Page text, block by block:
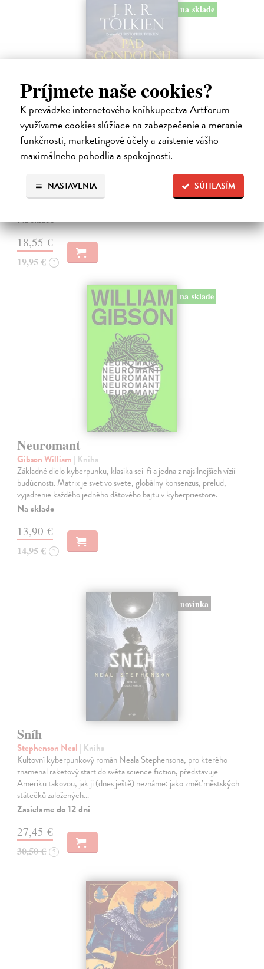
Príjmete naše cookies?
K prevádzke internetového kníhkupectva Artforum
využívame cookies slúžiace na zabezpečenie a meranie
funkčnosti, marketingové účely a zaistenie vášho
maximálneho pohodlia a spokojnosti.
SÚHLASÍM
NASTAVENIA
na sklade
Pád Gondolinu
Legenda o páde Gondolinu hovorí o boji dvoch najväčších mocností
sveta. Zlo predstavuje Morgoth, najhorší zo všetkých, vodca
Na sklade
18,55 €
19,95 € ?
na sklade
Neuromant
Gibson William | Kniha
Základné dielo kyberpunku, klasika sci-fi a jedna z najsilnejších vízií
budúcnosti. Matrix je svet vo svete, globálny konsenzus, prelud,
vyjadrenie každého jedného dátového bajtu v kyberpriestore.
Na sklade
13,90 €
14,95 € ?
novinka
Sníh
Stephenson Neal | Kniha
Kultovní kyberpunkový román Neala Stephensona, pro kterého
znamenal raketový start do světa science fiction, představuje
Ameriku takovou, jak ji (dnes ještě) neznáme: jako změť městských
státečků založených…
Zasielame do 12 dní
27,45 €
30,50 € ?